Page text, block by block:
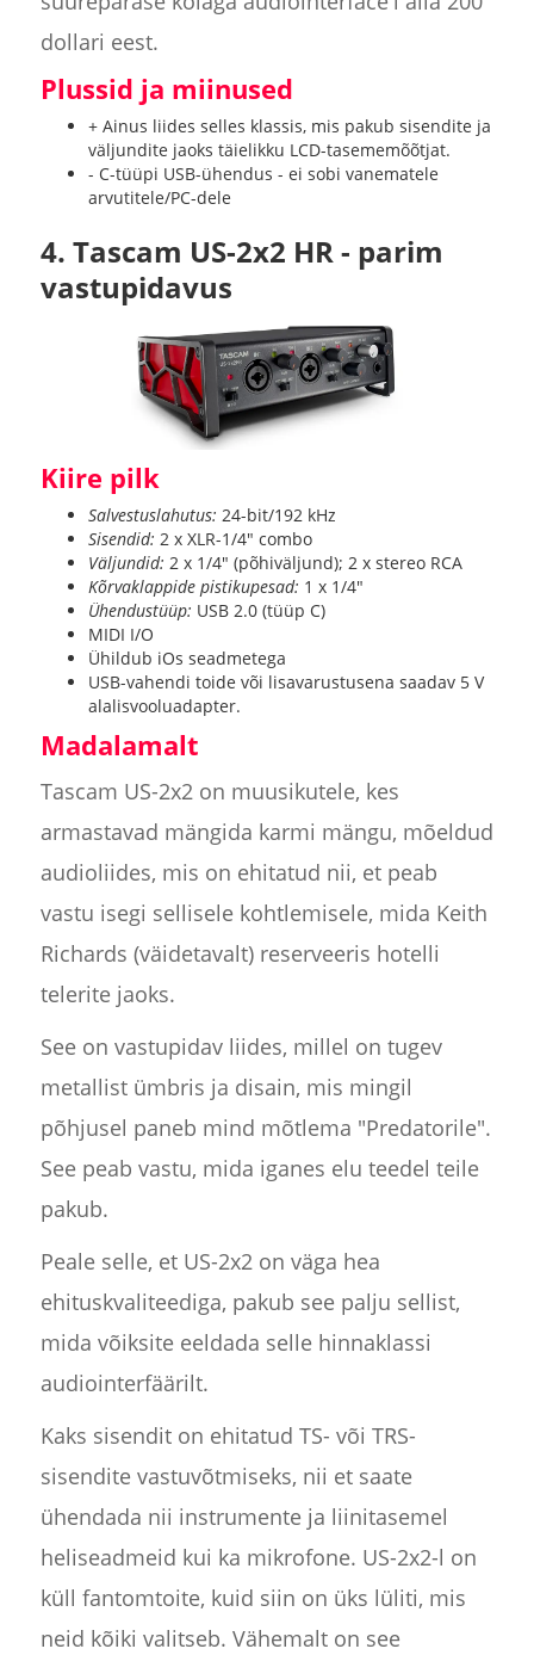
dollari eest.
Plussid ja miinused
+ Ainus liides selles klassis, mis pakub sisendite ja
väljundite jaoks täielikku LCD-tasememõõtjat.
- C-tüüpi USB-ühendus - ei sobi vanematele
arvutitele/PC-dele
4. Tascam US-2x2 HR - parim
vastupidavus
Kiire pilk
Salvestuslahutus: 24-bit/192 kHz
Sisendid: 2 x XLR-1/4" combo
Väljundid: 2 x 1/4" (põhiväljund); 2 x stereo RCA
Kõrvaklappide pistikupesad: 1 x 1/4"
Ühendustüüp: USB 2.0 (tüüp C)
MIDI I/O
Ühildub iOs seadmetega
USB-vahendi toide või lisavarustusena saadav 5 V
alalisvooluadapter.
Madalamalt
Tascam US-2x2 on muusikutele, kes
armastavad mängida karmi mängu, mõeldud
audioliides, mis on ehitatud nii, et peab
vastu isegi sellisele kohtlemisele, mida Keith
Richards (väidetavalt) reserveeris hotelli
telerite jaoks.
See on vastupidav liides, millel on tugev
metallist ümbris ja disain, mis mingil
põhjusel paneb mind mõtlema "Predatorile".
See peab vastu, mida iganes elu teedel teile
pakub.
Peale selle, et US-2x2 on väga hea
ehituskvaliteediga, pakub see palju sellist,
mida võiksite eeldada selle hinnaklassi
audiointerfäärilt.
Kaks sisendit on ehitatud TS- või TRS-
sisendite vastuvõtmiseks, nii et saate
ühendada nii instrumente ja liinitasemel
heliseadmeid kui ka mikrofone. US-2x2-l on
küll fantomtoite, kuid siin on üks lüliti, mis
neid kõiki valitseb. Vähemalt on see